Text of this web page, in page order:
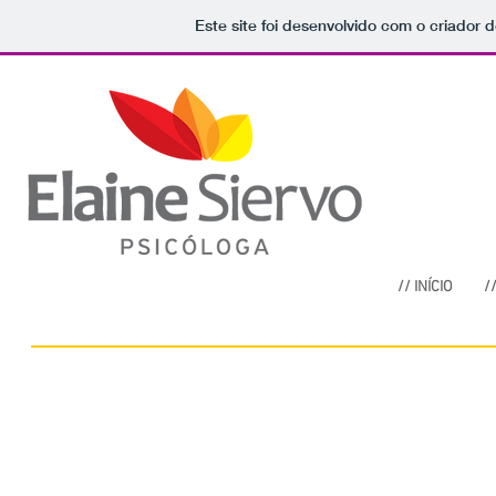
Este site foi desenvolvido com o criador
// INÍCIO //